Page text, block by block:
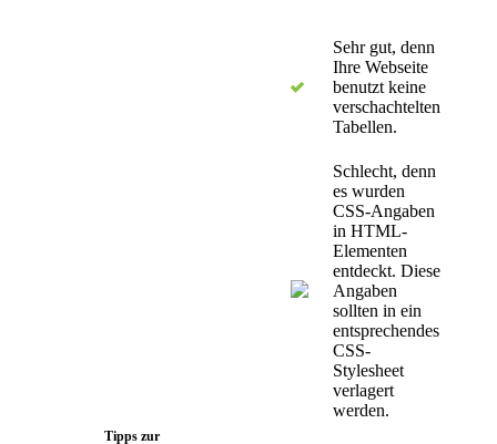
Tipps zur
Sehr gut, denn
Ihre Webseite
benutzt keine
verschachtelten
Tabellen.
Schlecht, denn
es wurden
CSS-Angaben
in HTML-
Elementen
entdeckt. Diese
Angaben
sollten in ein
entsprechendes
CSS-
Stylesheet
verlagert
werden.